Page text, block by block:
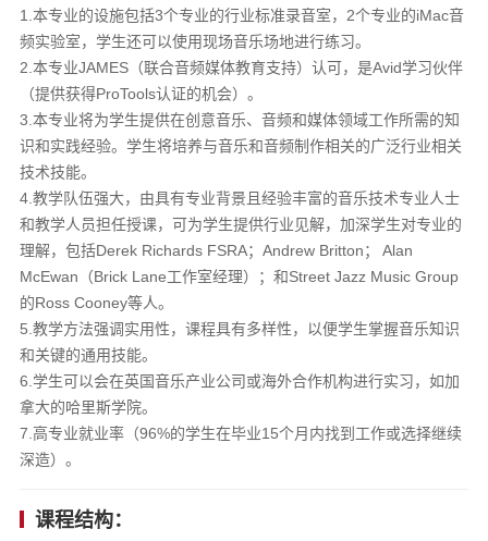
1.本专业的设施包括3个专业的行业标准录音室，2个专业的iMac音
频实验室，学生还可以使用现场音乐场地进行练习。
2.本专业JAMES（联合音频媒体教育支持）认可，是Avid学习伙伴
（提供获得ProTools认证的机会）。
3.本专业将为学生提供在创意音乐、音频和媒体领域工作所需的知
识和实践经验。学生将培养与音乐和音频制作相关的广泛行业相关
技术技能。
4.教学队伍强大，由具有专业背景且经验丰富的音乐技术专业人士
和教学人员担任授课，可为学生提供行业见解，加深学生对专业的
理解，包括Derek Richards FSRA；Andrew Britton； Alan
McEwan（Brick Lane工作室经理）；和Street Jazz Music Group
的Ross Cooney等人。
5.教学方法强调实用性，课程具有多样性，以便学生掌握音乐知识
和关键的通用技能。
6.学生可以会在英国音乐产业公司或海外合作机构进行实习，如加
拿大的哈里斯学院。
7.高专业就业率（96%的学生在毕业15个月内找到工作或选择继续
深造）。
课程结构：